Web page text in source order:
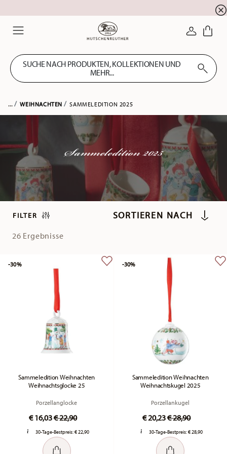
Summer SALE! Sichern Sie sich 5% EXTRA-
SUCHE NACH PRODUKTEN, KOLLEKTIONEN UND
MEHR...
... WEIHNACHTEN SAMMELEDITION 2025
Sammeledition 2025
FILTER
26 Ergebnisse
Sammeledition Weihnachten
Weihnachtsglocke 25
Porzellanglocke
€ 16,03Price reduced from
€ 22,90to
30-Tage-Bestpreis:€ 22,90
-30%
Sammeledition Weihnachten
Weihnachtskugel 2025
Porzellankugel
€ 20,23Price reduced
€ 28,90to
30-Tage-Bestpreis:€ 28,90
-30%